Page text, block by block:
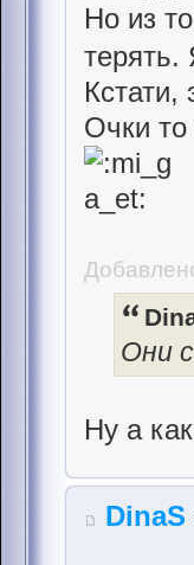
Но из
Кстати,
Очки то
Они
Ну а
DinaS